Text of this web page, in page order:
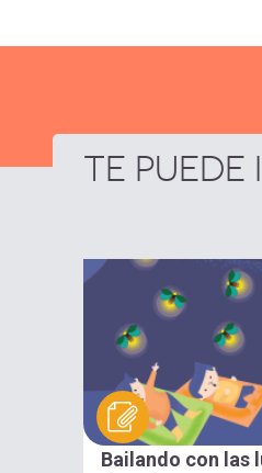
TE PUEDE
Bailando con las